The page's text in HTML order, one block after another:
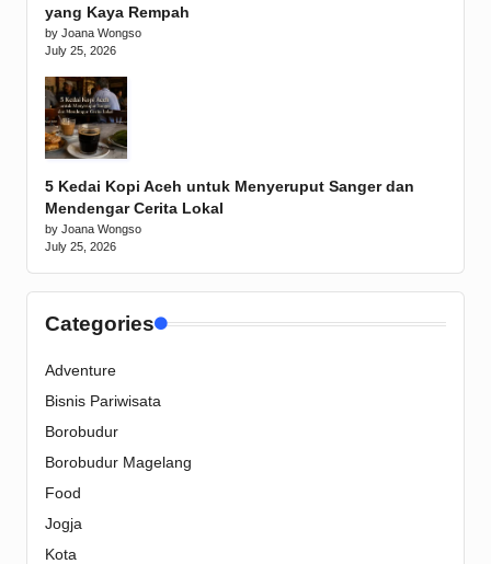
yang Kaya Rempah
by Joana Wongso
July 25, 2026
5 Kedai Kopi Aceh untuk Menyeruput Sanger dan
Mendengar Cerita Lokal
by Joana Wongso
July 25, 2026
Categories
Adventure
Bisnis Pariwisata
Borobudur
Borobudur Magelang
Food
Jogja
Kota